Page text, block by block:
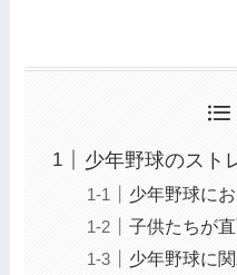
少年野球のスト
少年野球に
子供たちが
少年野球に